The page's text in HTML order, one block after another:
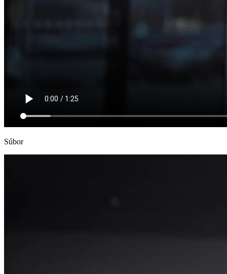
Súbor